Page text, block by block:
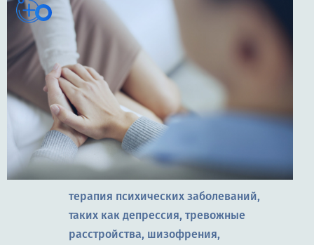
терапия психических заболеваний,
таких как депрессия, тревожные
расстройства, шизофрения,